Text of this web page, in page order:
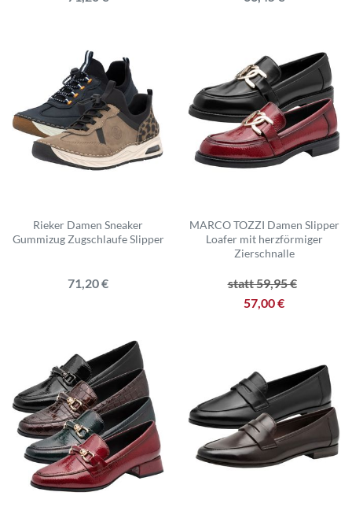
Rieker Damen Sneaker
Gummizug Zugschlaufe Slipper
71,20 €
MARCO TOZZI Damen Slipper
Loafer mit herzförmiger
Zierschnalle
statt 59,95 €
57,00 €